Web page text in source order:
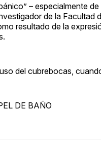
– especialmente
de la
resultado de la
del cubrebocas,
DE BAÑO